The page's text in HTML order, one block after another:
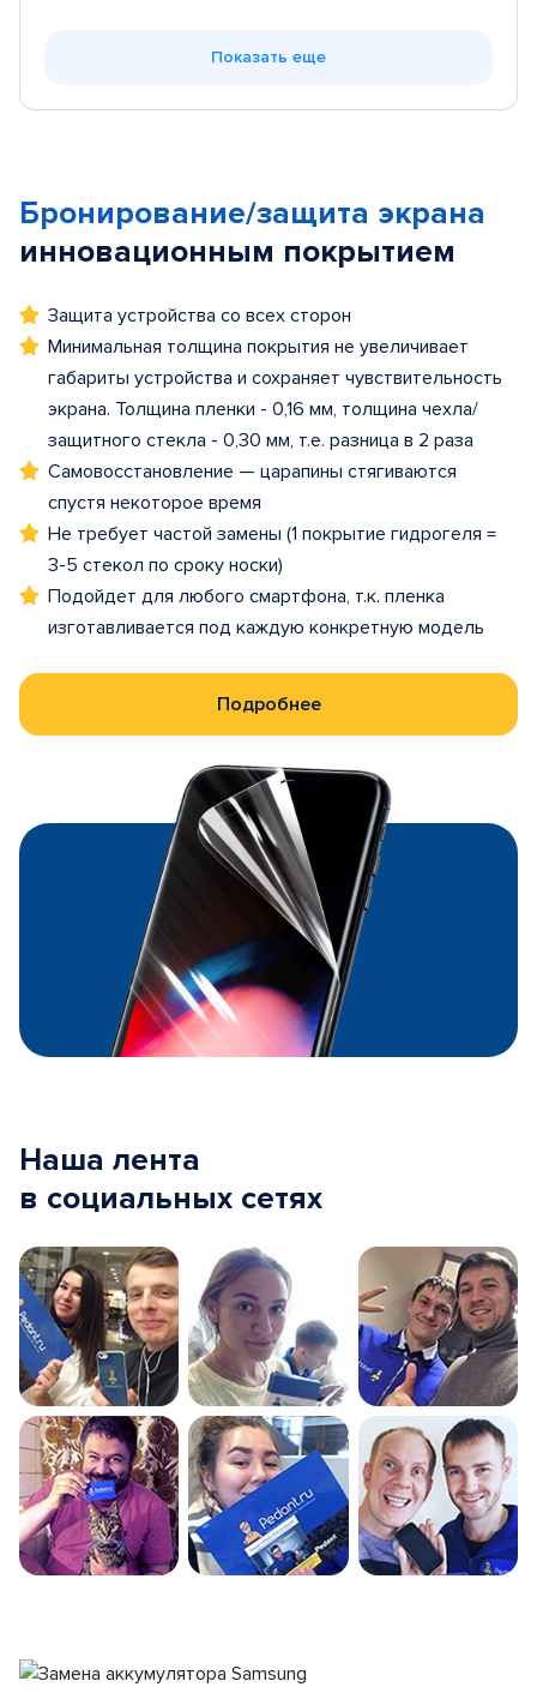
Показать еще
Бронирование/защита экрана
инновационным покрытием
Защита устройства со всех сторон
Минимальная толщина покрытия не увеличивает
габариты устройства и сохраняет чувствительность
экрана. Толщина пленки - 0,16 мм, толщина чехла/
защитного стекла - 0,30 мм, т.е. разница в 2 раза
Самовосстановление — царапины стягиваются
спустя некоторое время
Не требует частой замены (1 покрытие гидрогеля =
3-5 стекол по сроку носки)
Подойдет для любого смартфона, т.к. пленка
изготавливается под каждую конкретную модель
Подробнее
Наша лента
в социальных сетях